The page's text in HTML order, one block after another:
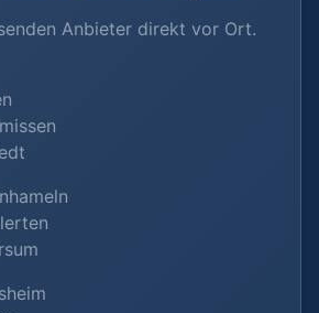
Anbieter direkt vor Ort.